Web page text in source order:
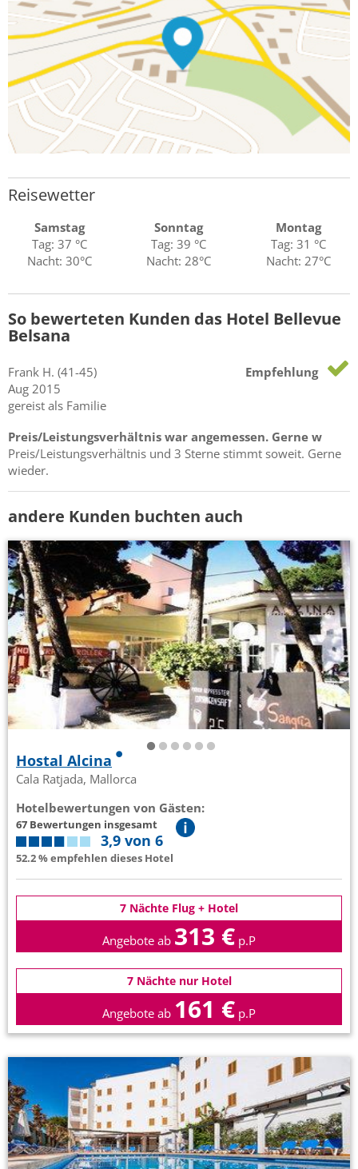
Reisewetter
Samstag
Tag: 37 °C
Nacht: 30°C
Sonntag
Tag: 39 °C
Nacht: 28°C
Montag
Tag: 31 °C
Nacht: 27°C
So bewerteten Kunden das Hotel Bellevue
Belsana
Frank H. (41-45)
Aug 2015
gereist als Familie
Empfehlung
Preis/Leistungsverhältnis war angemessen. Gerne w
Preis/Leistungsverhältnis und 3 Sterne stimmt soweit. Gerne
wieder.
andere Kunden buchten auch
Hostal Alcina
Cala Ratjada, Mallorca
Hotelbewertungen von Gästen:
67 Bewertungen insgesamt
3,9 von 6
52.2 % empfehlen dieses Hotel
7 Nächte Flug + Hotel
Angebote ab 313 € p.P
7 Nächte nur Hotel
Angebote ab 161 € p.P